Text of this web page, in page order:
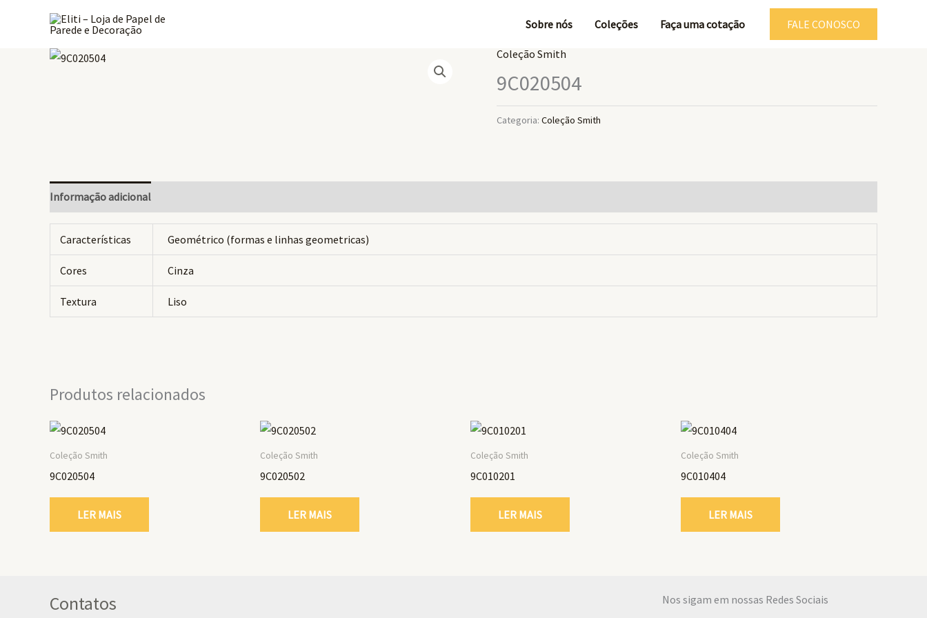
Sobre nós Coleções Faça uma cotação FALE CONOSCO
Coleção Smith
9C020504
Categoria: Coleção Smith
Informação adicional
Características Geométrico (formas e linhas geometricas)
Cores Cinza
Textura Liso
Produtos relacionados
Coleção Smith
9C020504
LER MAIS
Coleção Smith
9C020502
LER MAIS
Coleção Smith
9C010201
LER MAIS
Coleção Smith
9C010404
LER MAIS
Contatos Nos sigam em nossas Redes Sociais